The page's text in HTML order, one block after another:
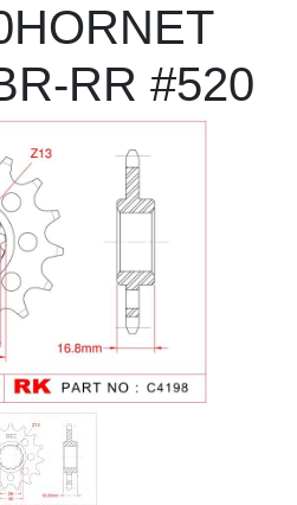
RR #520